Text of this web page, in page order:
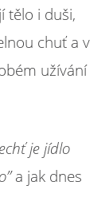
tělo i duši,
chuť a v
užívání
je jídlo
a jak dnes